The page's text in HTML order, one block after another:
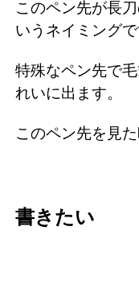
このペン先が長
いうネイミングで
特殊なペン先で
れいに出ます。
このペン先を見た
書きたい